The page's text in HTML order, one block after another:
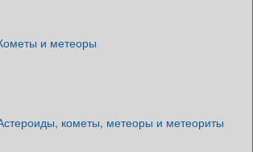
и метеоры
кометы, метеоры и метеориты